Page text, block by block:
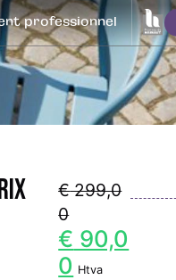
professionnel
€299,0
0
€ 90,0
0 Htva